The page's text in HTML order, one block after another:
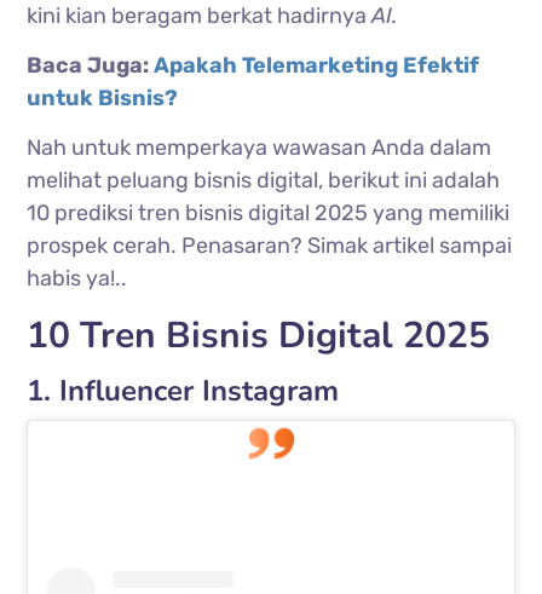
kini kian beragam berkat hadirnyaAI.
Baca Juga:Apakah Telemarketing Efektif
untuk Bisnis?
Nah untuk memperkaya wawasan Anda dalam
melihat peluang bisnis digital, berikut ini adalah
10 prediksi tren bisnis digital 2025 yang memiliki
prospek cerah. Penasaran? Simak artikel sampai
habis ya!..
10 Tren Bisnis Digital 2025
1. Influencer Instagram